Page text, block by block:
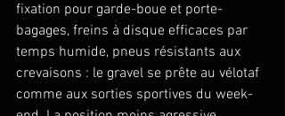
fixation pour garde-boue et porte-
bagages, freins à disque efficaces par
temps humide, pneus résistants aux
crevaisons : le gravel se prête au vélotaf
comme aux sorties sportives du week-